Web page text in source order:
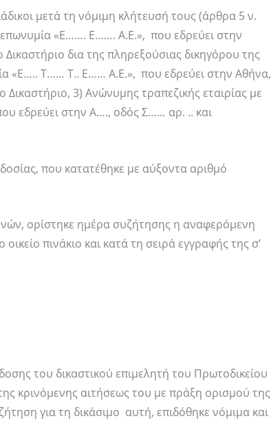
μετά τη νόμιμη κλήτευσή τους (άρθρα 5 ν.
«E……. E……. A.E.», που εδρεύει στην
δια της πληρεξούσιας δικηγόρου της
«Ε….. Τ…… Τ.. Ε…… Α.Ε.», που εδρεύει στην Αθήνα,
3) Ανώνυμης τραπεζικής εταιρίας με
εδρεύει στην A…., οδός Σ…… αρ. .. και
που κατατέθηκε με αύξοντα αριθμό
ορίστηκε ημέρα συζήτησης η αναφερόμενη
πινάκιο και κατά τη σειρά εγγραφής της σ’
του δικαστικού επιμελητή του Πρωτοδικείου
κρινόμενης αιτήσεως του με πράξη ορισμού της
για τη δικάσιμο αυτή, επιδόθηκε νόμιμα και